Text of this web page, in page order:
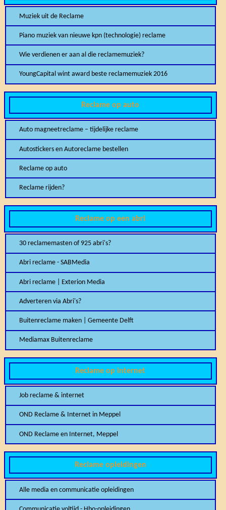
Muziek uit de Reclame
Piano muziek van nieuwe kpn (technologie) reclame
Wie verdienen er aan al die reclamemuziek?
YoungCapital wint award beste reclamemuziek 2016
Reclame op auto
Auto magneetreclame – tijdelijke reclame
Autostickers en Autoreclame bestellen
Reclame op auto
Reclame rijden?
Reclame op een abri
30 reclamemasten of 925 abri's?
Abri reclame - SABMedia
Abri reclame | Exterion Media
Adverteren via Abri's?
Buitenreclame maken | Gemeente Delft
Mediamax Buitenreclame
Reclame op internet
Job reclame & internet
OND Reclame & Internet in Meppel
OND Reclame en Internet, Meppel
Reclame opleidingen
Alle media en communicatie opleidingen